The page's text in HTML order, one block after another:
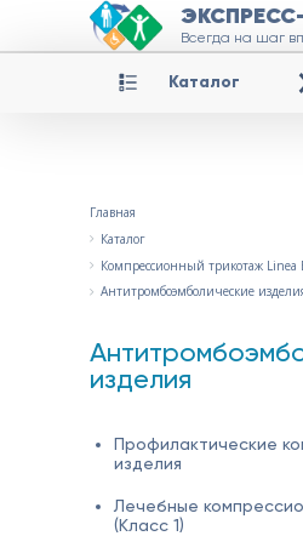
Всегда на шаг
Каталог
Главная
Каталог
Компрессионный трикотаж Linea
Антитромбоэмболические
изделия
Профилактические
изделия
Лечебные
(Класс 1)